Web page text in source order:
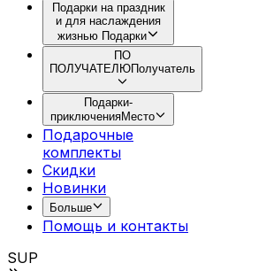
Подарки на праздник
и для наслаждения
жизнью Подарки
ПО
ПОЛУЧАТЕЛЮПолучатель
Подарки-
приключенияМесто
Подарочные
комплекты
Скидки
Новинки
Больше
Помощь и контакты
SUP